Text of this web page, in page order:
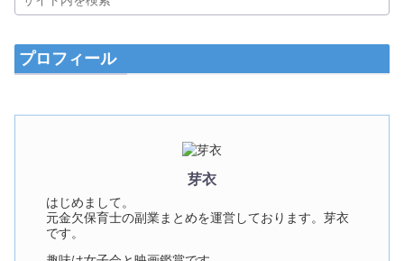
プロフィール
芽衣
はじめまして。
元金欠保育士の副業まとめを運営しております。芽衣
です。